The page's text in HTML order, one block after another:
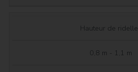
Hauteur de ridelle :
0,8 m - 1,1 m